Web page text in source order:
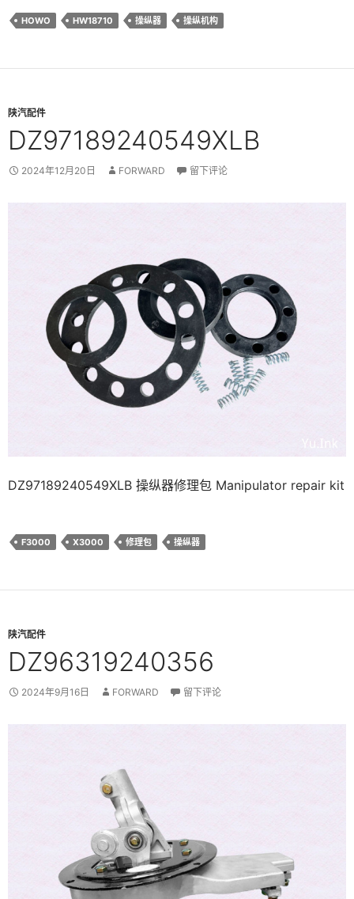
HOWO HW18710 操纵器 操纵机构
陕汽配件
DZ97189240549XLB
2024年12月20日 FORWARD 留下评论
DZ97189240549XLB 操纵器修理包 Manipulator repair kit
F3000 X3000 修理包 操纵器
陕汽配件
DZ96319240356
2024年9月16日 FORWARD 留下评论